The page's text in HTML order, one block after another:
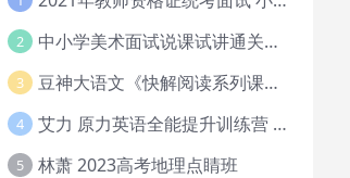
2 中小学美术面试说课试讲通关班14讲（辅助资料第一套）
3 豆神大语文《快解阅读系列课教程完整》
4 艾力 原力英语全能提升训练营 151G网课大合集
5 林萧 2023高考地理点睛班